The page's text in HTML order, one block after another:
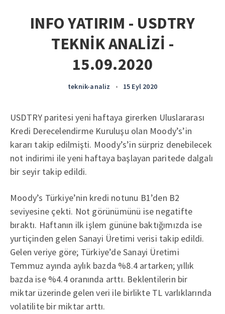
INFO YATIRIM - USDTRY
TEKNİK ANALİZİ -
15.09.2020
teknik-analiz • 15 Eyl 2020
USDTRY paritesi yeni haftaya girerken Uluslararası
Kredi Derecelendirme Kuruluşu olan Moody’s’in
kararı takip edilmişti. Moody’s’in sürpriz denebilecek
not indirimi ile yeni haftaya başlayan paritede dalgalı
bir seyir takip edildi.
Moody’s Türkiye’nin kredi notunu B1’den B2
seviyesine çekti. Not görünümünü ise negatifte
bıraktı. Haftanın ilk işlem gününe baktığımızda ise
yurtiçinden gelen Sanayi Üretimi verisi takip edildi.
Gelen veriye göre; Türkiye’de Sanayi Üretimi
Temmuz ayında aylık bazda %8.4 artarken; yıllık
bazda ise %4.4 oranında arttı. Beklentilerin bir
miktar üzerinde gelen veri ile birlikte TL varlıklarında
volatilite bir miktar arttı.